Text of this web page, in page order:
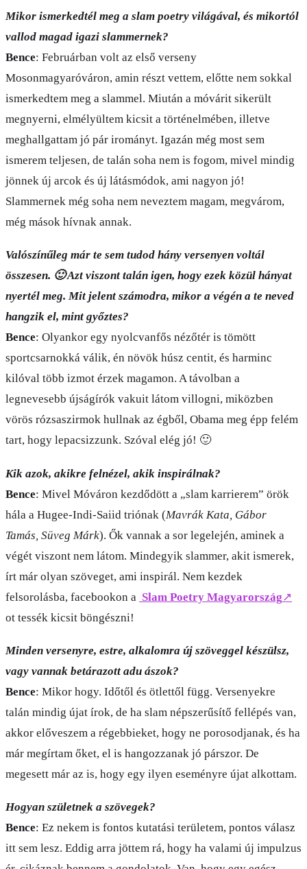
Mikor ismerkedtél meg a slam poetry világával, és mikortól
vallod magad igazi slammernek?
Bence: Februárban volt az első verseny
Mosonmagyaróváron, amin részt vettem, előtte nem sokkal
ismerkedtem meg a slammel. Miután a móvárit sikerült
megnyerni, elmélyültem kicsit a történelmében, illetve
meghallgattam jó pár irományt. Igazán még most sem
ismerem teljesen, de talán soha nem is fogom, mivel mindig
jönnek új arcok és új látásmódok, ami nagyon jó!
Slammernek még soha nem neveztem magam, megvárom,
még mások hívnak annak.
Valószínűleg már te sem tudod hány versenyen voltál
összesen. 🙂 Azt viszont talán igen, hogy ezek közül hányat
nyertél meg. Mit jelent számodra, mikor a végén a te neved
hangzik el, mint győztes?
Bence: Olyankor egy nyolcvanfős nézőtér is tömött
sportcsarnokká válik, én növök húsz centit, és harminc
kilóval több izmot érzek magamon. A távolban a
legnevesebb újságírók vakuit látom villogni, miközben
vörös rózsaszirmok hullnak az égből, Obama meg épp felém
tart, hogy lepacsizzunk. Szóval elég jó! 🙂
Kik azok, akikre felnézel, akik inspirálnak?
Bence: Mivel Móváron kezdődött a „slam karrierem” örök
hála a Hugee-Indi-Saiid triónak (Mavrák Kata, Gábor
Tamás, Süveg Márk). Ők vannak a sor legelején, aminek a
végét viszont nem látom. Mindegyik slammer, akit ismerek,
írt már olyan szöveget, ami inspirál. Nem kezdek
felsorolásba, facebookon a Slam Poetry Magyarország↗
ot tessék kicsit böngészni!
Minden versenyre, estre, alkalomra új szöveggel készülsz,
vagy vannak betárazott adu ászok?
Bence: Mikor hogy. Időtől és ötlettől függ. Versenyekre
talán mindig újat írok, de ha slam népszerűsítő fellépés van,
akkor előveszem a régebbieket, hogy ne porosodjanak, és ha
már megírtam őket, el is hangozzanak jó párszor. De
megesett már az is, hogy egy ilyen eseményre újat alkottam.
Hogyan születnek a szövegek?
Bence: Ez nekem is fontos kutatási területem, pontos válasz
itt sem lesz. Eddig arra jöttem rá, hogy ha valami új impulzus